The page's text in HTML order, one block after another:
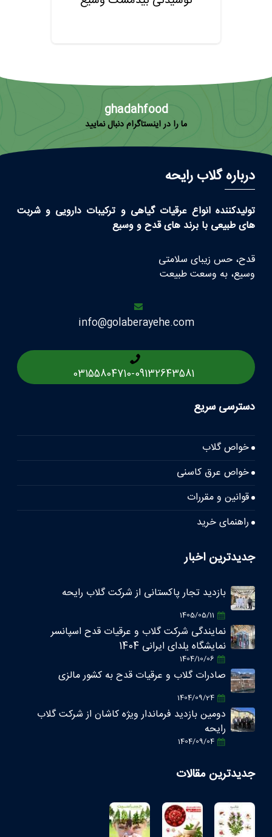
ghadahfood
ما را در اینستاگرام دنبال نمایید
درباره گلاب رایحه
تولیدکننده انواع عرقیات گیاهی و ترکیبات دارویی و شربت
های طبیعی با برند های قدح و وسیع
قدح، حس زیبای سلامتی
وسیع، به وسعت طبیعت
info@golaberayehe.com
03155804710-09132643581
دسترسی سریع
خواص گلاب
خواص عرق کاسنی
قوانین و مقررات
راهنمای خرید
جدیدترین اخبار
بازدید تجار پاکستانی از شرکت گلاب رایحه
1405/05/11
نمایندگی شرکت گلاب و عرقیات قدح اسپانسر
نمایشگاه یلدای ایرانی 1404
1404/10/06
صادرات گلاب و عرقیات قدح به کشور مالزی
1404/09/24
دومین بازدید فرماندار ویژه کاشان از شرکت گلاب
رایحه
1404/09/04
جدیدترین مقالات